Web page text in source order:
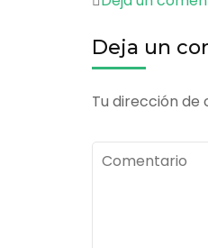
Deja un
Tu dirección
Comentario